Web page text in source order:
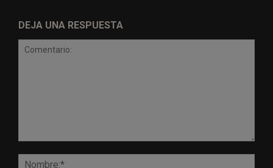
DEJA UNA RESPUESTA